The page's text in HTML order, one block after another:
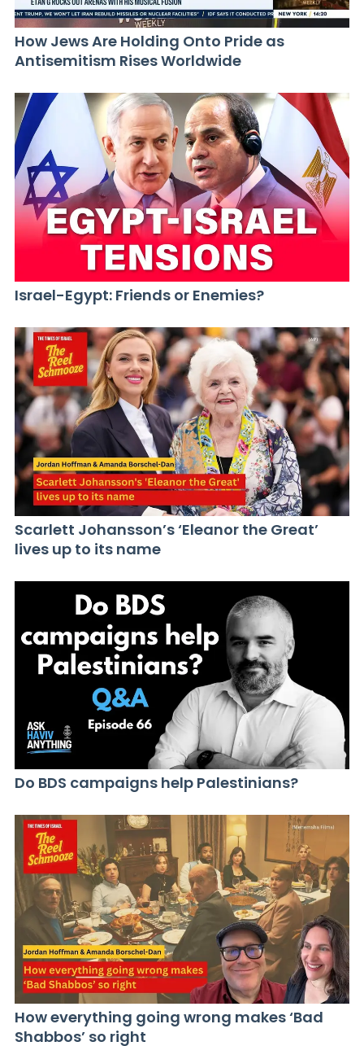
How Jews Are Holding Onto Pride as
Antisemitism Rises Worldwide
Israel-Egypt: Friends or Enemies?
Scarlett Johansson’s ‘Eleanor the Great’
lives up to its name
Do BDS campaigns help Palestinians?
How everything going wrong makes ‘Bad
Shabbos’ so right